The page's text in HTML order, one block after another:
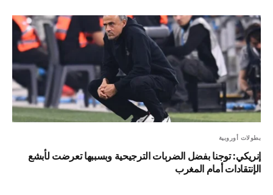
بطولات أوروبية
إنريكي: توجنا بفضل الضربات الترجيحية وبسببها تعرضت لأبشع
الإنتقادات أمام المغرب